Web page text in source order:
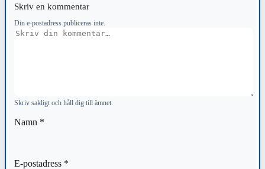
Skriv en kommentar
Din e-postadress publiceras inte.
Kommentar
Skriv sakligt och håll dig till ämnet.
Namn *
E-postadress *